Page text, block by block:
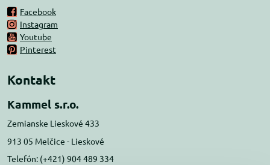
Facebook
Instagram
Youtube
Pinterest
Kontakt
Kammel s.r.o.
Zemianske Lieskové 433
913 05 Melčice - Lieskové
Telefón: (+421) 904 489 334